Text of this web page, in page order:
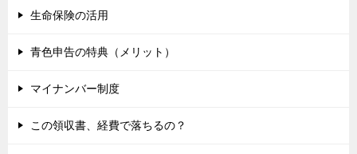
生命保険の活用
青色申告の特典（メリット）
マイナンバー制度
この領収書、経費で落ちるの？